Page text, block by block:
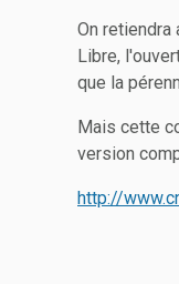
On
Libre,
que la
Mais cette
version
http://